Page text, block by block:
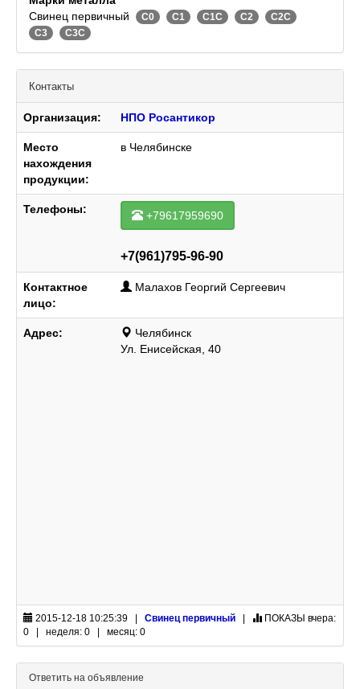
Свинец первичный
С0 С1 С1С С2
С2С
С3
С3С
Контакты
Организация: НПО Росантикор
Место
нахождения
продукции:
в Челябинске
Телефоны: +79617959690
+7(961)795-96-90
Контактное
лицо:
Малахов Георгий Сергеевич
Адрес:
Челябинск
Ул. Енисейская, 40
2015-12-18 10:25:39 | Свинец первичный ПОКАЗЫ вчера:
0 | неделя: 0 | месяц: 0
Ответить на объявление